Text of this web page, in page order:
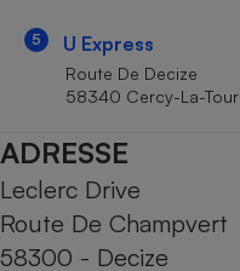
5 U Express
Route De Decize
58340 Cercy-La-Tour
ADRESSE
Leclerc Drive
Route De Champvert
58300 - Decize